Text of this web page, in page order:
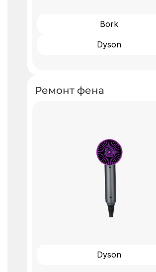
Bork
Dyson
Ремонт фена ​
Dyson